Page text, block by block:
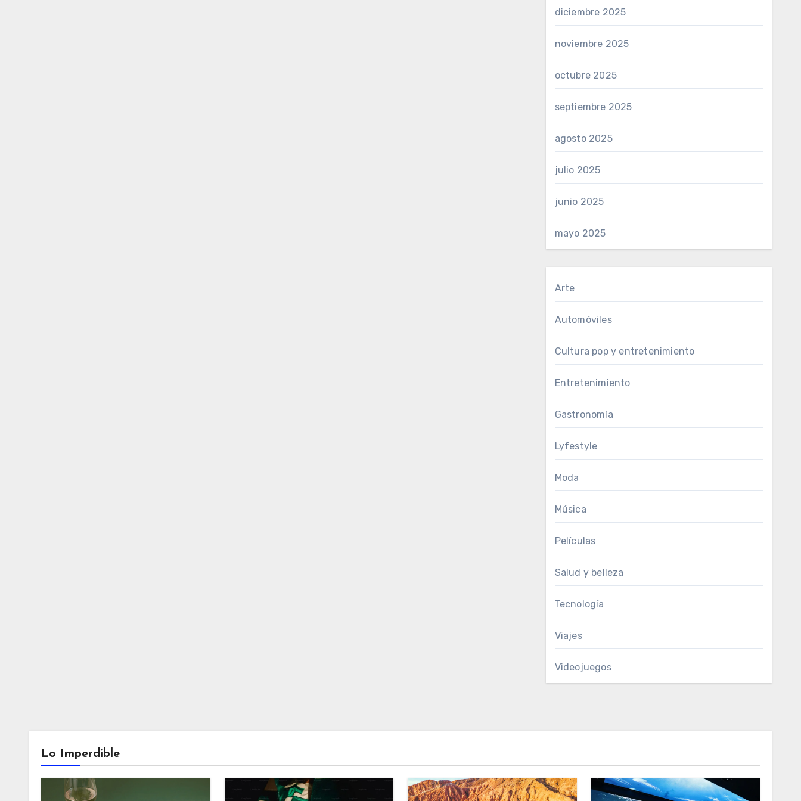
diciembre 2025
noviembre 2025
octubre 2025
septiembre 2025
agosto 2025
julio 2025
junio 2025
mayo 2025
Arte
Automóviles
Cultura pop y entretenimiento
Entretenimiento
Gastronomía
Lyfestyle
Moda
Música
Películas
Salud y belleza
Tecnología
Viajes
Videojuegos
Lo Imperdible